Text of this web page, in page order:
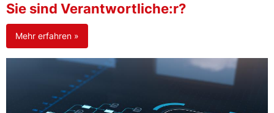
Sie sind Verantwortliche:r?
Mehr erfahren »